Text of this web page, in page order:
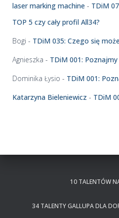
ę
k
w
c
laser marking machine - TDiM
TOP 5 czy cały profil All34?
Bogi - TDiM 035: Czego się
Agnieszka - TDiM 001: Poznajmy
Dominika Łysio - TDiM 001:
Katarzyna Bieleniewicz - TDiM
10 TALENTÓW
34 TALENTY GALLUPA DLA